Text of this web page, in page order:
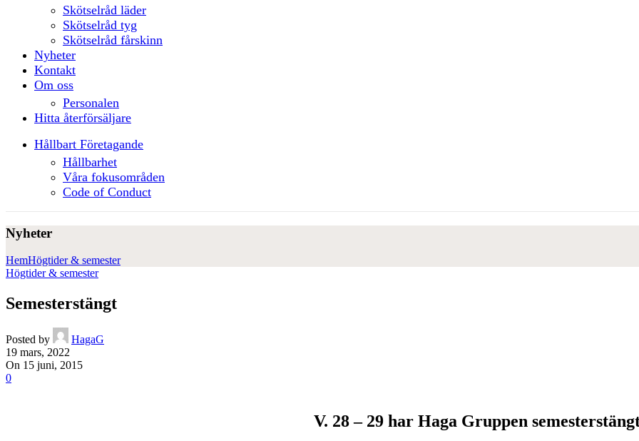
Skötselråd läder
Skötselråd tyg
Skötselråd fårskinn
Nyheter
Kontakt
Om oss
Personalen
Hitta återförsäljare
Hållbart Företagande
Hållbarhet
Våra fokusområden
Code of Conduct
Nyheter
HemHögtider & semester
Högtider & semester
Semesterstängt
Posted by
HagaG
19 mars, 2022
On 15 juni, 2015
0
V. 28 – 29 har Haga Gruppen